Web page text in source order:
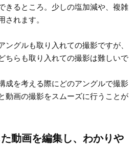
きるところ。少しの塩加減や、複雑
れます。
グルも取り入れての撮影ですが、
ちらも取り入れての撮影は難しいで
成を考える際にどのアングルで撮影
動画の撮影をスムーズに行うことが
動画を編集し、わかりや